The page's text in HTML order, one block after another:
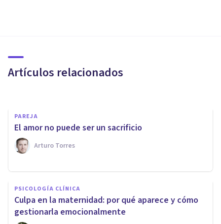
Artículos relacionados
crisis
PAREJA
El amor no puede ser un sacrificio
Arturo Torres
PSICOLOGÍA CLÍNICA
Culpa en la maternidad: por qué aparece y cómo
gestionarla emocionalmente
Claves para adaptarse a la
Maternidad